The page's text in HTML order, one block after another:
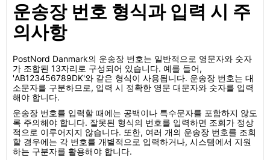
운송장 번호 형식과 입력 시 주
의사항
PostNord Danmark의 운송장 번호는 일반적으로 영문자와 숫자
가 조합된 13자리로 구성되어 있습니다. 예를 들어,
'AB123456789DK'와 같은 형식이 사용됩니다. 운송장 번호는 대
소문자를 구분하므로, 입력 시 정확한 영문 대문자와 숫자를 입력
해야 합니다.
운송장 번호를 입력할 때에는 공백이나 특수문자를 포함하지 않도
록 주의해야 합니다. 잘못된 형식의 번호를 입력하면 조회가 정상
적으로 이루어지지 않습니다. 또한, 여러 개의 운송장 번호를 조회
할 경우에는 각 번호를 개별적으로 입력하거나, 시스템에서 지원
하는 구분자를 활용해야 합니다.